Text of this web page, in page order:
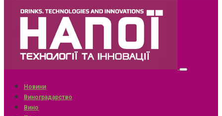
Новини
Виноградарство
Вино